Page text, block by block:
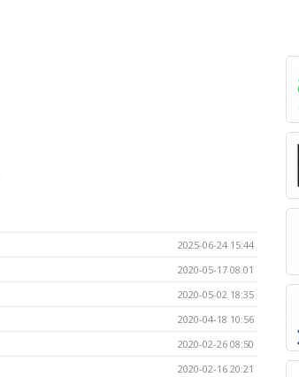
2025-06-24 15:44
2020-05-17 08:01
2020-05-02 18:35
2020-04-18 10:56
2020-02-26 08:50
2020-02-16 20:21